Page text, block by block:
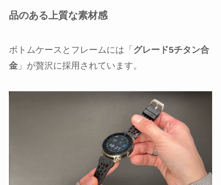
品のある上質な素材感
ボトムケースとフレームには「 グレード5チタン合
金」が贅沢に採用されています。